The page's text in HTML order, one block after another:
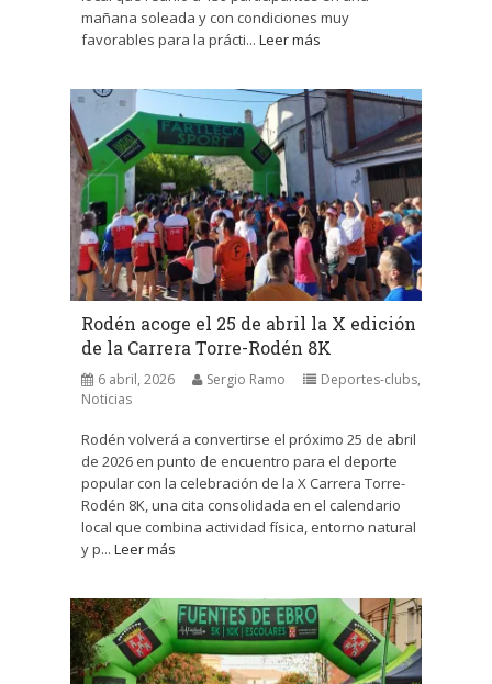
mañana soleada y con condiciones muy
favorables para la prácti... Leer más
Rodén acoge el 25 de abril la X edición
de la Carrera Torre-Rodén 8K
6 abril, 2026 Sergio Ramo Deportes-clubs,
Noticias
Rodén volverá a convertirse el próximo 25 de abril
de 2026 en punto de encuentro para el deporte
popular con la celebración de la X Carrera Torre-
Rodén 8K, una cita consolidada en el calendario
local que combina actividad física, entorno natural
y p... Leer más